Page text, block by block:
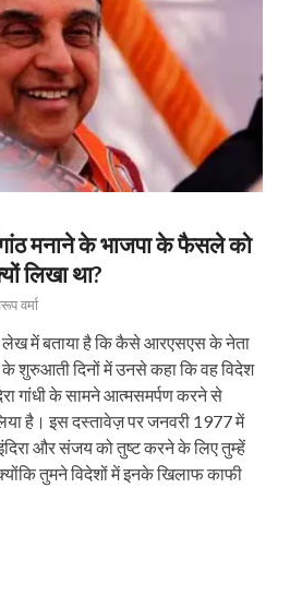
मनाने के भाजपा के फैसले को
लिखा था?
वर्मा
लेख में बताया है कि कैसे आरएसएस के नेता
शुरुआती दिनों में उनसे कहा कि वह विदेश
गांधी के सामने आत्मसमर्पण करने से
है। इस दस्तावेज़ पर जनवरी 1977 में
और संजय को तुष्ट करने के लिए तुम्हें
तुमने विदेशों में इनके खिलाफ काफी